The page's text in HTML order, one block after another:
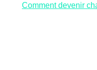
Comment devenir